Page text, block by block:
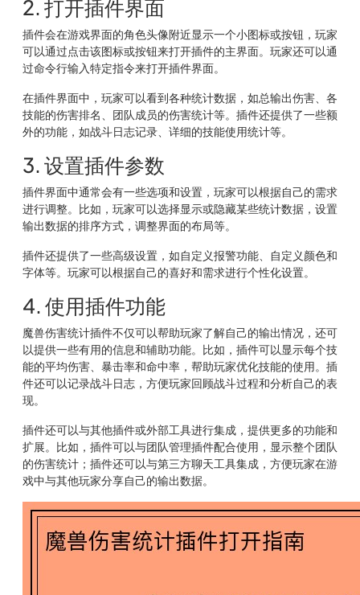
2. 打开插件界面
插件会在游戏界面的角色头像附近显示一个小图标或按钮，玩家
可以通过点击该图标或按钮来打开插件的主界面。玩家还可以通
过命令行输入特定指令来打开插件界面。
在插件界面中，玩家可以看到各种统计数据，如总输出伤害、各
技能的伤害排名、团队成员的伤害统计等。插件还提供了一些额
外的功能，如战斗日志记录、详细的技能使用统计等。
3. 设置插件参数
插件界面中通常会有一些选项和设置，玩家可以根据自己的需求
进行调整。比如，玩家可以选择显示或隐藏某些统计数据，设置
输出数据的排序方式，调整界面的布局等。
插件还提供了一些高级设置，如自定义报警功能、自定义颜色和
字体等。玩家可以根据自己的喜好和需求进行个性化设置。
4. 使用插件功能
魔兽伤害统计插件不仅可以帮助玩家了解自己的输出情况，还可
以提供一些有用的信息和辅助功能。比如，插件可以显示每个技
能的平均伤害、暴击率和命中率，帮助玩家优化技能的使用。插
件还可以记录战斗日志，方便玩家回顾战斗过程和分析自己的表
现。
插件还可以与其他插件或外部工具进行集成，提供更多的功能和
扩展。比如，插件可以与团队管理插件配合使用，显示整个团队
的伤害统计；插件还可以与第三方聊天工具集成，方便玩家在游
戏中与其他玩家分享自己的输出数据。